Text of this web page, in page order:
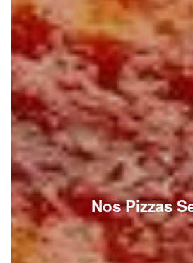
Nos Pizzas